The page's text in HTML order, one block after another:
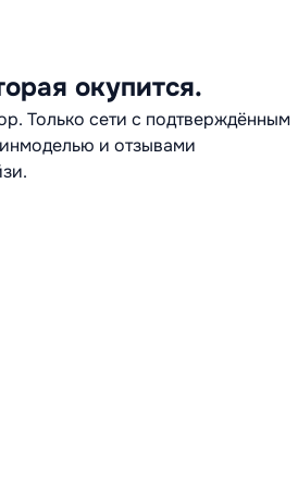
окупится.
Только сети с подтверждённым
и отзывами